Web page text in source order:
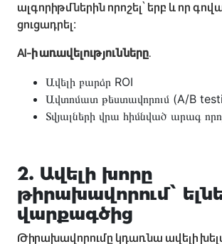
ալգորիթմներին որոշել՝ երբ և որ
ցուցադրել։
AI-ի առավելությունները.
Ավելի բարձր ROI
Ավտոմատ թեստավորում (A/B
Տվյալների վրա հիմնված արագ
2. Ավելի խորը
թիրախավորում՝
վարքագծից
Թիրախավորումը կդառնա ավելի